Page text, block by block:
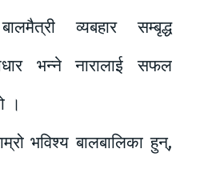
व्यबहार सम्बृद्ध
भन्ने नारालाई सफल
।
भविश्य बालबालिका हुन्,